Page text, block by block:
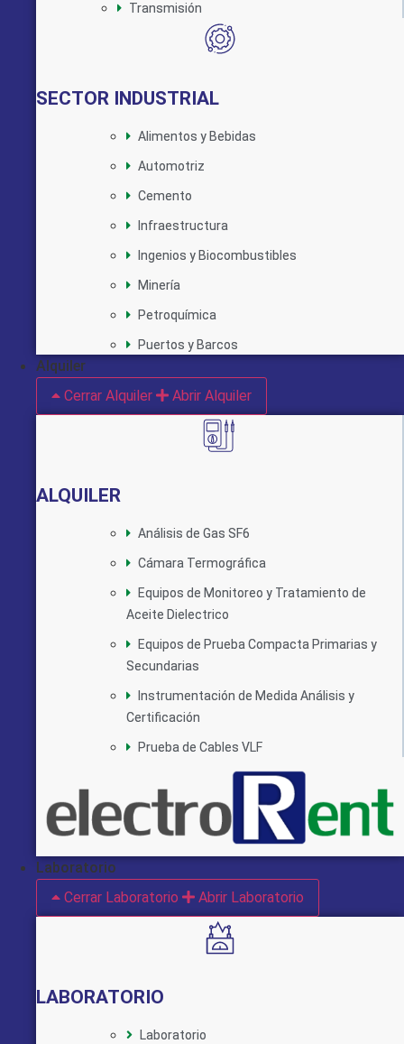
Transmisión
SECTOR INDUSTRIAL
Alimentos y Bebidas
Automotriz
Cemento
Infraestructura
Ingenios y Biocombustibles
Minería
Petroquímica
Puertos y Barcos
Alquiler
Cerrar Alquiler
Abrir Alquiler
ALQUILER
Análisis de Gas SF6
Cámara Termográfica
Equipos de Monitoreo y Tratamiento de
Aceite Dielectrico
Equipos de Prueba Compacta Primarias y
Secundarias
Instrumentación de Medida Análisis y
Certificación
Prueba de Cables VLF
Laboratorio
Cerrar Laboratorio
Abrir Laboratorio
LABORATORIO
Laboratorio